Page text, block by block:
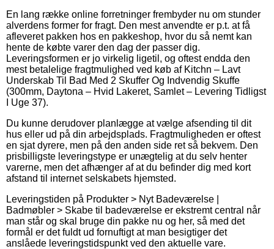
En lang række online forretninger frembyder nu om stunder
alverdens former for fragt. Den mest anvendte er p.t. at få
afleveret pakken hos en pakkeshop, hvor du så nemt kan
hente de købte varer den dag der passer dig.
Leveringsformen er jo virkelig ligetil, og oftest endda den
mest betalelige fragtmulighed ved køb af Kitchn – Lavt
Underskab Til Bad Med 2 Skuffer Og Indvendig Skuffe
(300mm, Daytona – Hvid Lakeret, Samlet – Levering Tidligst
I Uge 37).
Du kunne derudover planlægge at vælge afsending til dit
hus eller ud på din arbejdsplads. Fragtmuligheden er oftest
en sjat dyrere, men på den anden side ret så bekvem. Den
prisbilligste leveringstype er unægtelig at du selv henter
varerne, men det afhænger af at du befinder dig med kort
afstand til internet selskabets hjemsted.
Leveringstiden på Produkter > Nyt Badeværelse |
Badmøbler > Skabe til badeværelse er ekstremt central når
man står og skal bruge din pakke nu og her, så med det
formål er det fuldt ud fornuftigt at man besigtiger det
anslåede leveringstidspunkt ved den aktuelle vare.